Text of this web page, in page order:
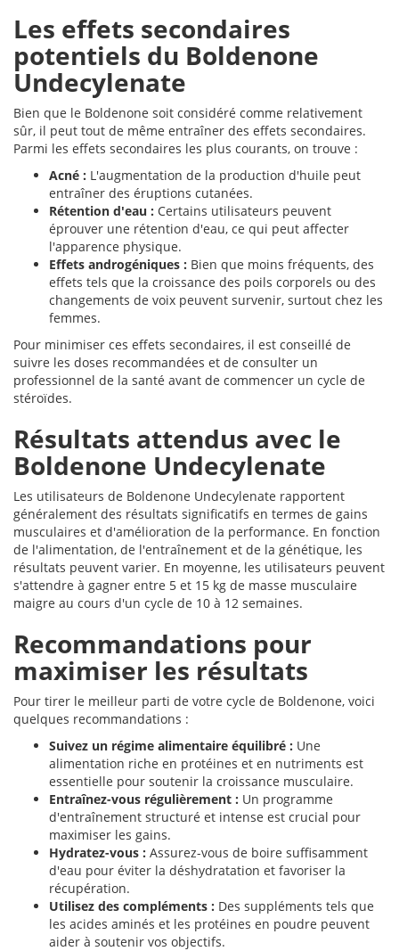
Les effets secondaires
potentiels du Boldenone
Undecylenate
Bien que le Boldenone soit considéré comme relativement
sûr, il peut tout de même entraîner des effets secondaires.
Parmi les effets secondaires les plus courants, on trouve :
Acné : L'augmentation de la production d'huile peut
entraîner des éruptions cutanées.
Rétention d'eau : Certains utilisateurs peuvent
éprouver une rétention d'eau, ce qui peut affecter
l'apparence physique.
Effets androgéniques : Bien que moins fréquents, des
effets tels que la croissance des poils corporels ou des
changements de voix peuvent survenir, surtout chez les
femmes.
Pour minimiser ces effets secondaires, il est conseillé de
suivre les doses recommandées et de consulter un
professionnel de la santé avant de commencer un cycle de
stéroïdes.
Résultats attendus avec le
Boldenone Undecylenate
Les utilisateurs de Boldenone Undecylenate rapportent
généralement des résultats significatifs en termes de gains
musculaires et d'amélioration de la performance. En fonction
de l'alimentation, de l'entraînement et de la génétique, les
résultats peuvent varier. En moyenne, les utilisateurs peuvent
s'attendre à gagner entre 5 et 15 kg de masse musculaire
maigre au cours d'un cycle de 10 à 12 semaines.
Recommandations pour
maximiser les résultats
Pour tirer le meilleur parti de votre cycle de Boldenone, voici
quelques recommandations :
Suivez un régime alimentaire équilibré : Une
alimentation riche en protéines et en nutriments est
essentielle pour soutenir la croissance musculaire.
Entraînez-vous régulièrement : Un programme
d'entraînement structuré et intense est crucial pour
maximiser les gains.
Hydratez-vous : Assurez-vous de boire suffisamment
d'eau pour éviter la déshydratation et favoriser la
récupération.
Utilisez des compléments : Des suppléments tels que
les acides aminés et les protéines en poudre peuvent
aider à soutenir vos objectifs.